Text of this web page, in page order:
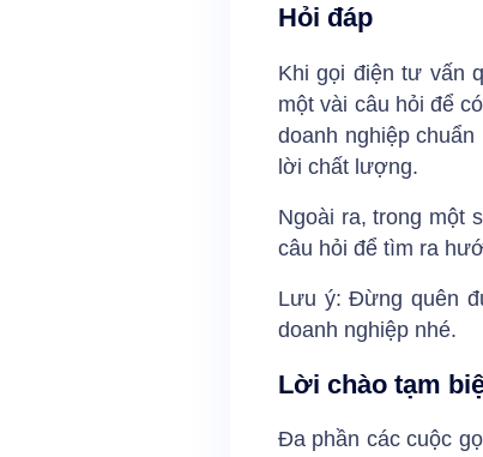
Hỏi đáp
Khi gọi điện tư vấn
một vài câu hỏi để
doanh nghiệp
lời chất lượng.
Ngoài ra, trong một
câu hỏi để tìm ra
Lưu ý: Đừng quên
doanh nghiệp nhé.
Lời chào tạm
Đa phần các cuộc